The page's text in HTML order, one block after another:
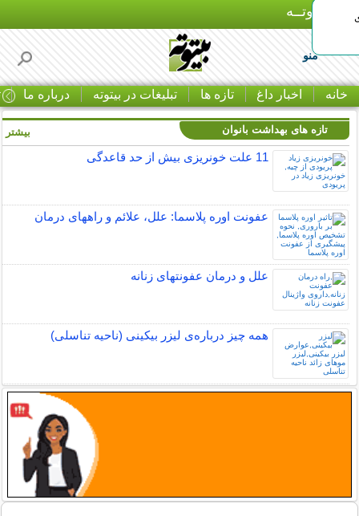
بـیتوتــه
منو
خانه اخبار داغ تازه ها تبلیغات در بیتوته درباره ما
تازه های بهداشت بانوان
11 علت خونریزی بیش از حد قاعدگی
عفونت اوره پلاسما: علل، علائم و راههای درمان
علل و درمان عفونتهای زنانه
همه چیز درباره‌ی لیزر بیکینی (ناحیه تناسلی)
بیشتر